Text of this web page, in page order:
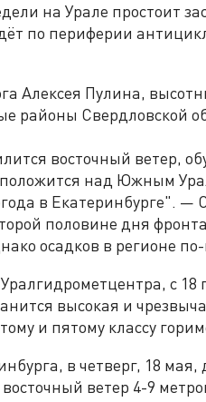
на Урале простоит
по периферии
Алексея Пулина,
районы Свердловской
восточный ветер,
над Южным
в Екатеринбурге". —
половине дня
осадков в регионе
с
высокая и
и пятому классу
в четверг, 18
ветер 4-9